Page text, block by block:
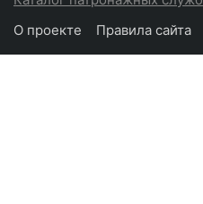
О проекте
Правила сайта